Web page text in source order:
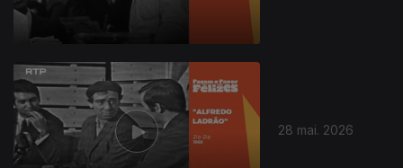
28 mai. 2026